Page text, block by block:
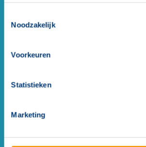
Noodzakelijk
Voorkeuren
Statistieken
Marketing
Deurmagneet GT50R091.01 38 mm